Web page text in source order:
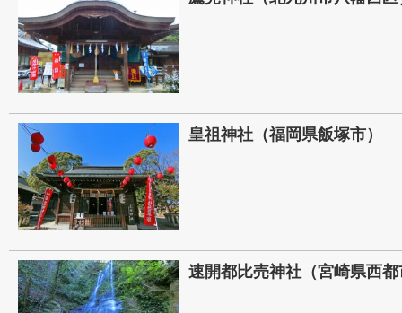
皇祖神社（福岡県飯塚市）
速開都比売神社（宮崎県西